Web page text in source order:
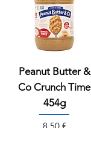
Peanut Butter &
Co Crunch Time
454g
Precio
8,50 €